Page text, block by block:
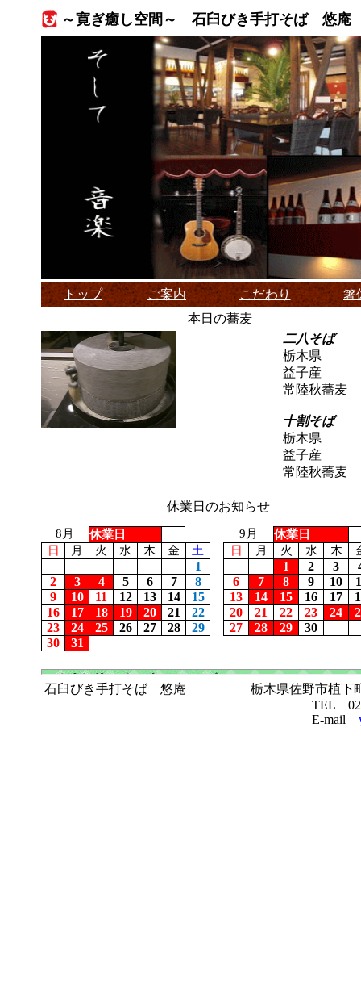
～寛ぎ癒し空間～ 石臼びき手打そば 悠庵
トップ ご案内 こだわり
箸
本日の蕎麦
二八そば
栃木県
益子産
常陸秋蕎麦
十割そば
栃木県
益子産
常陸秋蕎麦
休業日のお知らせ
8月 休業日 9月
休業日
日
月 火 水 木 金 土 日 月 火 水 木
1 1 2 3
2
3 4 5 6 7 8 6 7 8 9 10
9
10 11 12 13 14 15 13 14 15 16 17
16
17 18 19 20 21 22 20 21 22 23 24
23
24 25 26 27 28 29 27 28 29
30
30
31
石臼びき手打そば 悠庵 栃木県佐野市植下町
TEL 0283-22-
E-mail